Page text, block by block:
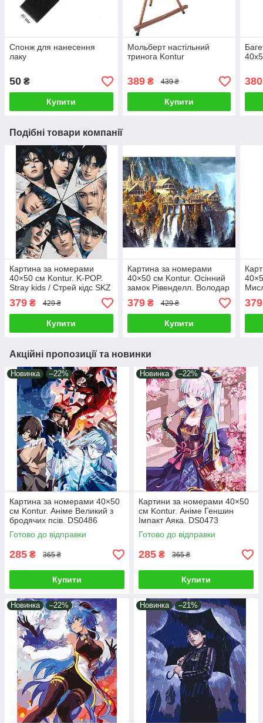
Спонж для нанесення
лаку
50 ₴
Купити
Мольберт настільний
тринога Kontur
389₴ 439 ₴
Купити
380
Подібні товари компанії
Картина за номерами
40×50 см Kontur. K-POP.
Stray kids / Стрей кідс SKZ
379 ₴ 429 ₴
Купити
Картина за номерами
40×50 см Kontur. Осінний
замок Рівенделл. Володар
379₴ 429 ₴
Купити
379
Акційні пропозиції та новинки
Новинка –22%
Картина за номерами 40×50
см Kontur. Аніме Великий з
бродячих псів. DS0486
Готово до відправки
285 ₴ 365 ₴
Купити
Новинка –22%
Картини за номерами 40×50
см Kontur. Аніме Геншин
Імпакт Аяка. DS0473
Готово до відправки
285 ₴ 365 ₴
Купити
Новинка –22% Новинка –21%